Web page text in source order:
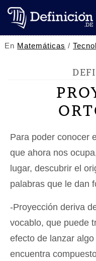
En Matemáticas /
Para poder conocer
que ahora nos
lugar, descubrir el
palabras que le dan
-Proyección deriva
vocablo, que puede
efecto de lanzar
encuentra